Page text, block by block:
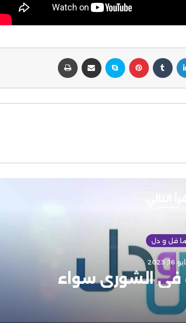
لينكدإن بينتيريست سكايب مشاركة عبر البريد
ما قل و دل
2023
في الشورى سواء